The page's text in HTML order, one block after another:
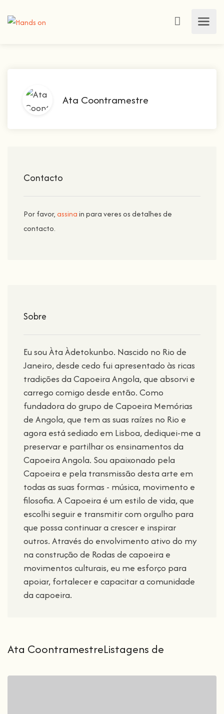
Ata Coontramestre
Contacto
Por favor,assinain para veres os detalhes de
contacto.
Sobre
Eu sou Àta Àdetokunbo. Nascido no Rio de
Janeiro, desde cedo fui apresentado às ricas
tradições da Capoeira Angola, que absorvi e
carrego comigo desde então. Como
fundadora do grupo de Capoeira Memórias
de Angola, que tem as suas raízes no Rio e
agora está sediado em Lisboa, dediquei-me a
preservar e partilhar os ensinamentos da
Capoeira Angola. Sou apaixonado pela
Capoeira e pela transmissão desta arte em
todas as suas formas - música, movimento e
filosofia. A Capoeira é um estilo de vida, que
escolhi seguir e transmitir com orgulho para
que possa continuar a crescer e inspirar
outros. Através do envolvimento ativo do my
na construção de Rodas de capoeira e
movimentos culturais, eu me esforço para
apoiar, fortalecer e capacitar a comunidade
da capoeira.
Ata CoontramestreListagens de